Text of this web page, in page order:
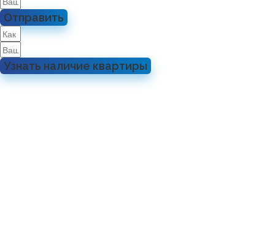
Отправить
Узнать наличие квартиры